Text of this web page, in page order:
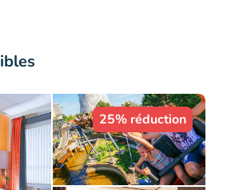
25% réduction